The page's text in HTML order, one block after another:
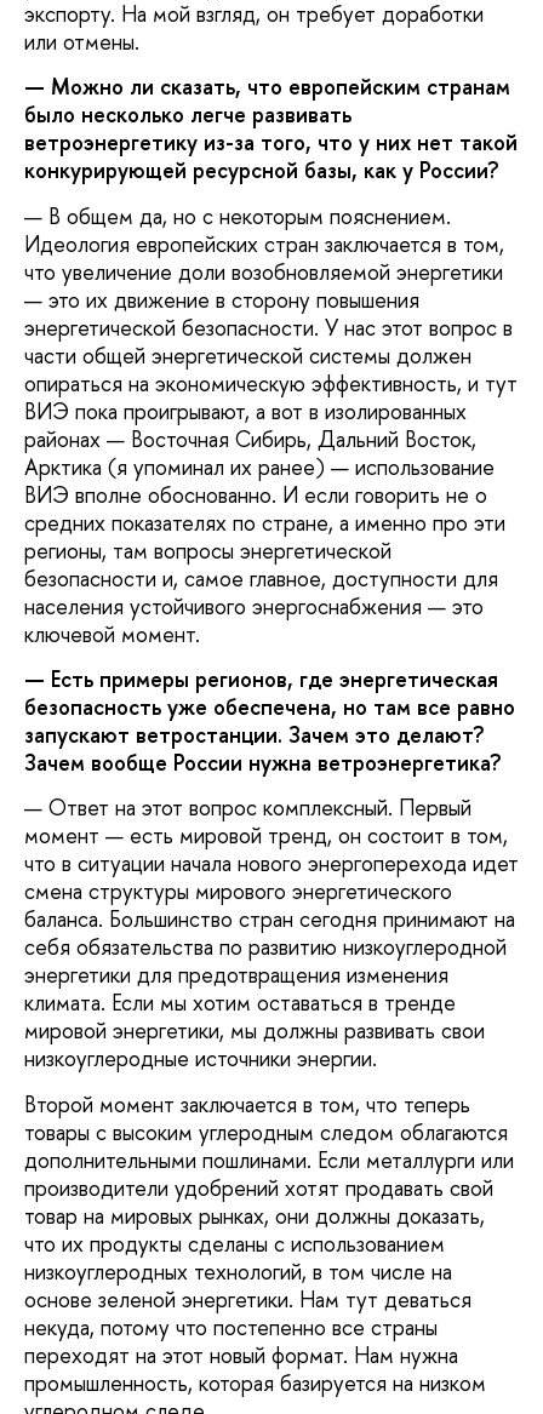
экспорту. На мой взгляд, он требует доработки
или отмены.
— Можно ли сказать, что европейским странам
было несколько легче развивать
ветроэнергетику из-за того, что у них нет такой
конкурирующей ресурсной базы, как у России?
— В общем да, но с некоторым пояснением.
Идеология европейских стран заключается в том,
что увеличение доли возобновляемой энергетики
— это их движение в сторону повышения
энергетической безопасности. У нас этот вопрос в
части общей энергетической системы должен
опираться на экономическую эффективность, и тут
ВИЭ пока проигрывают, а вот в изолированных
районах — Восточная Сибирь, Дальний Восток,
Арктика (я упоминал их ранее) — использование
ВИЭ вполне обоснованно. И если говорить не о
средних показателях по стране, а именно про эти
регионы, там вопросы энергетической
безопасности и, самое главное, доступности для
населения устойчивого энергоснабжения — это
ключевой момент.
— Есть примеры регионов, где энергетическая
безопасность уже обеспечена, но там все равно
запускают ветростанции. Зачем это делают?
Зачем вообще России нужна ветроэнергетика?
— Ответ на этот вопрос комплексный. Первый
момент — есть мировой тренд, он состоит в том,
что в ситуации начала нового энергоперехода идет
смена структуры мирового энергетического
баланса. Большинство стран сегодня принимают на
себя обязательства по развитию низкоуглеродной
энергетики для предотвращения изменения
климата. Если мы хотим оставаться в тренде
мировой энергетики, мы должны развивать свои
низкоуглеродные источники энергии.
Второй момент заключается в том, что теперь
товары с высоким углеродным следом облагаются
дополнительными пошлинами. Если металлурги или
производители удобрений хотят продавать свой
товар на мировых рынках, они должны доказать,
что их продукты сделаны с использованием
низкоуглеродных технологий, в том числе на
основе зеленой энергетики. Нам тут деваться
некуда, потому что постепенно все страны
переходят на этот новый формат. Нам нужна
промышленность, которая базируется на низком